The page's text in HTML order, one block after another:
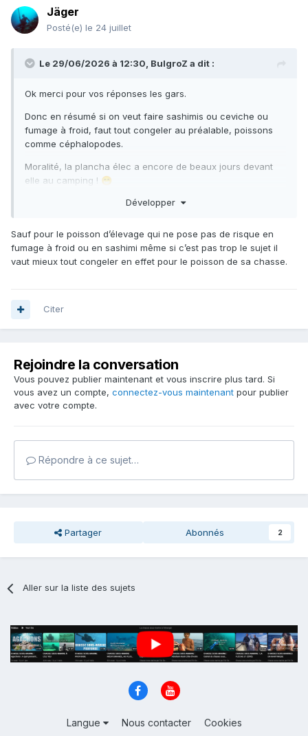
Jäger
Posté(e) le 24 juillet
Le 29/06/2026 à 12:30, BulgroZ a dit :
Ok merci pour vos réponses les gars.
Donc en résumé si on veut faire sashimis ou ceviche ou
fumage à froid, faut tout congeler au préalable, poissons
comme céphalopodes.
Moralité, la plancha élec a encore de beaux jours devant
elle au camping ! 😁
Développer
Sauf pour le poisson d’élevage qui ne pose pas de risque en
fumage à froid ou en sashimi même si c’est pas trop le sujet il
vaut mieux tout congeler en effet pour le poisson de sa chasse.
Citer
Rejoindre la conversation
Vous pouvez publier maintenant et vous inscrire plus tard. Si
vous avez un compte, connectez-vous maintenant pour publier
avec votre compte.
Répondre à ce sujet…
Partager Abonnés 2
Aller sur la liste des sujets
Langue Nous contacter Cookies